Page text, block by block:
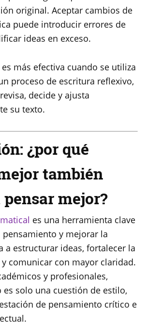
original. Aceptar cambios de
puede introducir errores de
ideas en exceso.
más efectiva cuando se utiliza
proceso de escritura reflexivo,
decide y ajusta
su texto.
¿por qué
también
mejor?
es una herramienta clave
y mejorar la
a estructurar ideas, fortalecer la
comunicar con mayor claridad.
y profesionales,
solo una cuestión de estilo,
de pensamiento crítico e